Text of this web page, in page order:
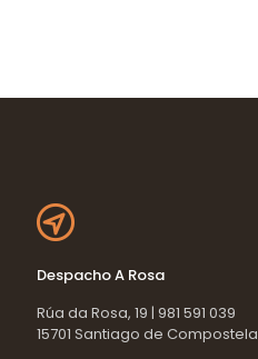
Despacho A Rosa
Rúa da Rosa, 19 | 981 591 039
15701 Santiago de Compostela